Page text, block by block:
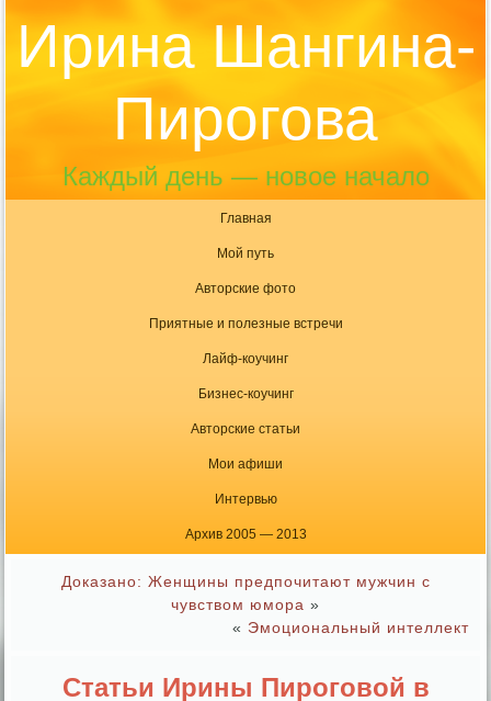
Ирина Шангина-
Пирогова
Каждый день — новое начало
Главная
Мой путь
Авторские фото
Приятные и полезные встречи
Лайф-коучинг
Бизнес-коучинг
Авторские статьи
Мои афиши
Интервью
Архив 2005 — 2013
Доказано: Женщины предпочитают мужчин с
чувством юмора »
« Эмоциональный интеллект
Статьи Ирины Пироговой в